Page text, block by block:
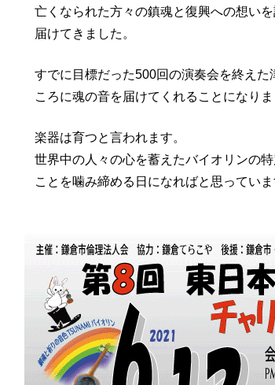
亡くなられた方々の鎮魂と復興への想い
届けてきました。
すでに目標だった500回の演奏会を終え
ころに魂の音を届けてくれることになり
楽器は育つと言われます。
世界中の人々の心を蓄えたバイオリンの
ことを噛み締める日になればと思っていま